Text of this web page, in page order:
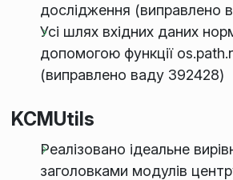
дослідження (виправлено
Усі шлях вхідних даних
допомогою функції
(виправлено ваду 392428)
KCMUtils
Реалізовано ідеальне
заголовками модулів